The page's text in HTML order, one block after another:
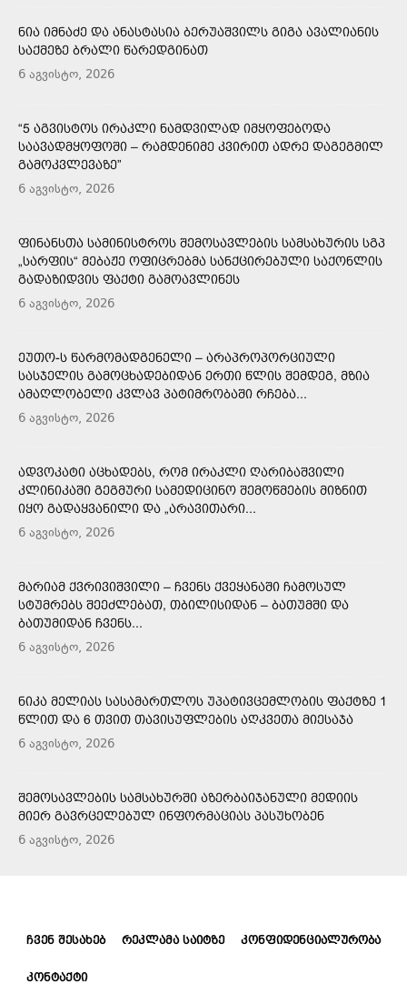
ᲜᲘᲐ ᲘᲛᲜᲐᲫᲔ ᲓᲐ ᲐᲜᲐᲡᲢᲐᲡᲘᲐ ᲑᲔᲠᲣᲐᲨᲕᲘᲚᲡ ᲒᲘᲒᲐ ᲐᲕᲐᲚᲘᲐᲜᲘᲡ
ᲡᲐᲥᲛᲔᲖᲔ ᲑᲠᲐᲚᲘ ᲬᲐᲠᲔᲓᲒᲘᲜᲐᲗ
6 აგვისტო, 2026
“5 ᲐᲒᲕᲘᲡᲢᲝᲡ ᲘᲠᲐᲙᲚᲘ ᲜᲐᲛᲓᲕᲘᲚᲐᲓ ᲘᲛᲧᲝᲤᲔᲑᲝᲓᲐ
ᲡᲐᲐᲕᲐᲓᲛᲧᲝᲤᲝᲨᲘ – ᲠᲐᲛᲓᲔᲜᲘᲛᲔ ᲙᲕᲘᲠᲘᲗ ᲐᲓᲠᲔ ᲓᲐᲒᲔᲒᲛᲘᲚ
ᲒᲐᲛᲝᲙᲕᲚᲔᲕᲐᲖᲔ”
6 აგვისტო, 2026
ᲤᲘᲜᲐᲜᲡᲗᲐ ᲡᲐᲛᲘᲜᲘᲡᲢᲠᲝᲡ ᲨᲔᲛᲝᲡᲐᲕᲚᲔᲑᲘᲡ ᲡᲐᲛᲡᲐᲮᲣᲠᲘᲡ ᲡᲒᲞ
„ᲡᲐᲠᲤᲘᲡ“ ᲛᲔᲑᲐᲟᲔ ᲝᲤᲘᲪᲠᲔᲑᲛᲐ ᲡᲐᲜᲥᲪᲘᲠᲔᲑᲣᲚᲘ ᲡᲐᲥᲝᲜᲚᲘᲡ
ᲒᲐᲓᲐᲖᲘᲓᲕᲘᲡ ᲤᲐᲥᲢᲘ ᲒᲐᲛᲝᲐᲕᲚᲘᲜᲔᲡ
6 აგვისტო, 2026
ᲔᲣᲗᲝ-Ს ᲬᲐᲠᲛᲝᲛᲐᲓᲒᲔᲜᲔᲚᲘ – ᲐᲠᲐᲞᲠᲝᲞᲝᲠᲪᲘᲣᲚᲘ
ᲡᲐᲡᲯᲔᲚᲘᲡ ᲒᲐᲛᲝᲪᲮᲐᲓᲔᲑᲘᲓᲐᲜ ᲔᲠᲗᲘ ᲬᲚᲘᲡ ᲨᲔᲛᲓᲔᲒ, ᲛᲖᲘᲐ
ᲐᲛᲐᲦᲚᲝᲑᲔᲚᲘ ᲙᲕᲚᲐᲕ ᲞᲐᲢᲘᲛᲠᲝᲑᲐᲨᲘ ᲠᲩᲔᲑᲐ...
6 აგვისტო, 2026
ᲐᲓᲕᲝᲙᲐᲢᲘ ᲐᲪᲮᲐᲓᲔᲑᲡ, ᲠᲝᲛ ᲘᲠᲐᲙᲚᲘ ᲦᲐᲠᲘᲑᲐᲨᲕᲘᲚᲘ
ᲙᲚᲘᲜᲘᲙᲐᲨᲘ ᲒᲔᲒᲛᲣᲠᲘ ᲡᲐᲛᲔᲓᲘᲪᲘᲜᲝ ᲨᲔᲛᲝᲬᲛᲔᲑᲘᲡ ᲛᲘᲖᲜᲘᲗ
ᲘᲧᲝ ᲒᲐᲓᲐᲧᲕᲐᲜᲘᲚᲘ ᲓᲐ „ᲐᲠᲐᲕᲘᲗᲐᲠᲘ...
6 აგვისტო, 2026
ᲛᲐᲠᲘᲐᲛ ᲥᲕᲠᲘᲕᲘᲨᲕᲘᲚᲘ – ᲩᲕᲔᲜᲡ ᲥᲕᲔᲧᲐᲜᲐᲨᲘ ᲩᲐᲛᲝᲡᲣᲚ
ᲡᲢᲣᲛᲠᲔᲑᲡ ᲨᲔᲔᲫᲚᲔᲑᲐᲗ, ᲗᲑᲘᲚᲘᲡᲘᲓᲐᲜ – ᲑᲐᲗᲣᲛᲨᲘ ᲓᲐ
ᲑᲐᲗᲣᲛᲘᲓᲐᲜ ᲩᲕᲔᲜᲡ...
6 აგვისტო, 2026
ᲜᲘᲙᲐ ᲛᲔᲚᲘᲐᲡ ᲡᲐᲡᲐᲛᲐᲠᲗᲚᲝᲡ ᲣᲞᲐᲢᲘᲕᲪᲔᲛᲚᲝᲑᲘᲡ ᲤᲐᲥᲢᲖᲔ 1
ᲬᲚᲘᲗ ᲓᲐ 6 ᲗᲕᲘᲗ ᲗᲐᲕᲘᲡᲣᲤᲚᲔᲑᲘᲡ ᲐᲦᲙᲕᲔᲗᲐ ᲛᲘᲔᲡᲐᲯᲐ
6 აგვისტო, 2026
ᲨᲔᲛᲝᲡᲐᲕᲚᲔᲑᲘᲡ ᲡᲐᲛᲡᲐᲮᲣᲠᲨᲘ ᲐᲖᲔᲠᲑᲐᲘᲯᲐᲜᲣᲚᲘ ᲛᲔᲓᲘᲘᲡ
ᲛᲘᲔᲠ ᲒᲐᲕᲠᲪᲔᲚᲔᲑᲣᲚ ᲘᲜᲤᲝᲠᲛᲐᲪᲘᲐᲡ ᲞᲐᲡᲣᲮᲝᲑᲔᲜ
6 აგვისტო, 2026
ᲩᲕᲔᲜ ᲨᲔᲡᲐᲮᲔᲑ ᲠᲔᲙᲚᲐᲛᲐ ᲡᲐᲘᲢᲖᲔ ᲙᲝᲜᲤᲘᲓᲔᲜᲪᲘᲐᲚᲣᲠᲝᲑᲐ
ᲙᲝᲜᲢᲐᲥᲢᲘ